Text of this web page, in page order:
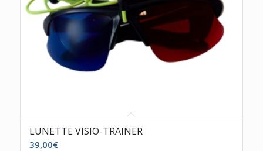
LUNETTE VISIO-TRAINER
39,00€